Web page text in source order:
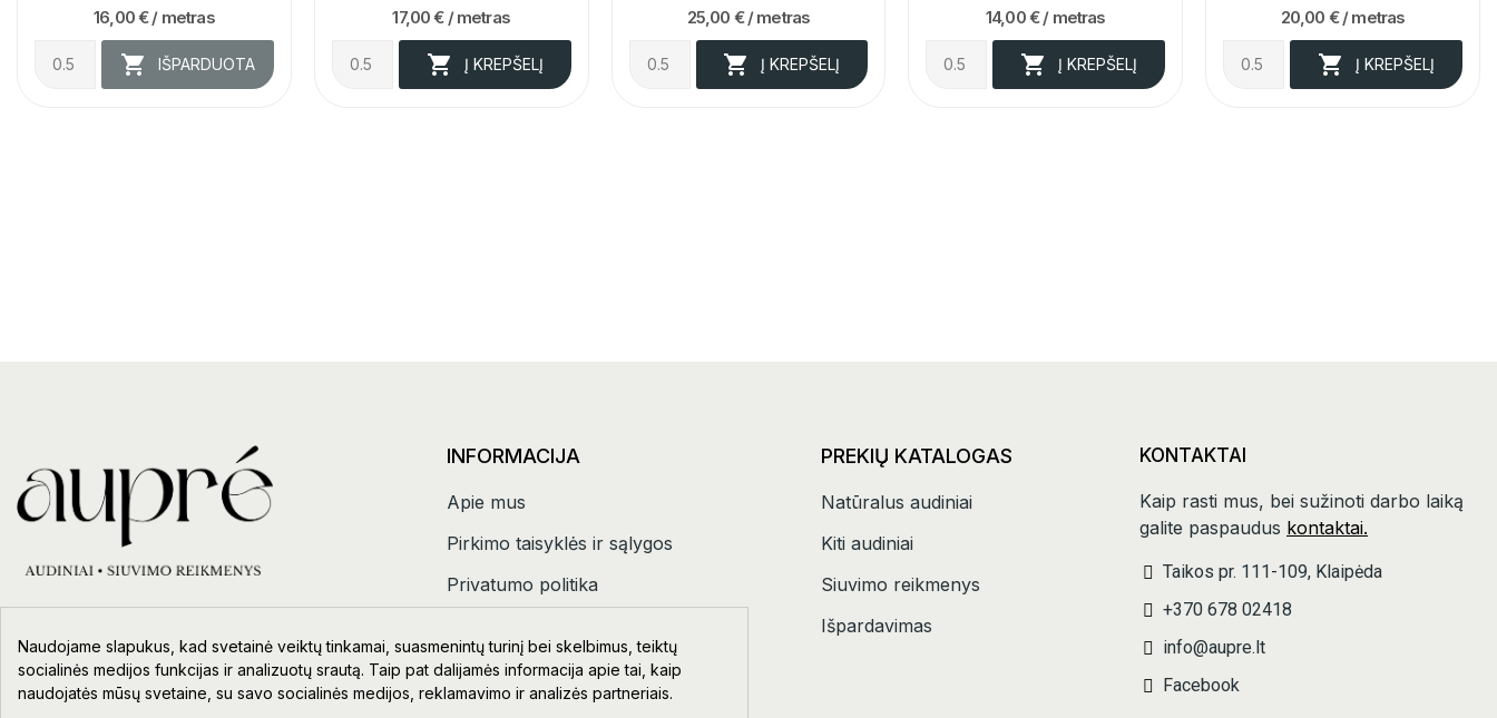
16,00 €/ metras
 IŠPARDUOTA
17,00 € / metras
 Į KREPŠELĮ
25,00 € / metras
 Į KREPŠELĮ
14,00 € / metras
 Į KREPŠELĮ
20,00 € / metras
 Į KREPŠELĮ
INFORMACIJA
Apie mus
Pirkimo taisyklės ir sąlygos
Privatumo politika
PREKIŲ KATALOGAS
Natūralus audiniai
Kiti audiniai
Siuvimo reikmenys
Išpardavimas
KONTAKTAI
Kaip rasti mus, bei sužinoti darbo laiką
galite paspaudus kontaktai.
Taikos pr. 111-109, Klaipėda
+370 678 02418
info@aupre.lt
Facebook
Naudojame slapukus, kad svetainė veiktų tinkamai, suasmenintų turinį bei skelbimus, teiktų
socialinės medijos funkcijas ir analizuotų srautą. Taip pat dalijamės informacija apie tai, kaip
naudojatės mūsų svetaine, su savo socialinės medijos, reklamavimo ir analizės partneriais.
Sveiki!